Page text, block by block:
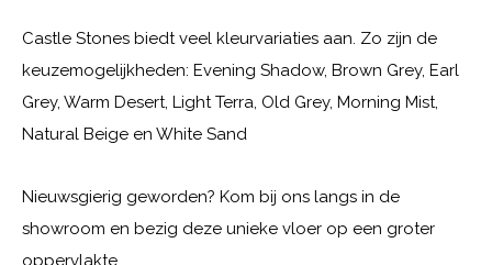
Castle Stones biedt veel kleurvariaties aan. Zo zijn de
keuzemogelijkheden: Evening Shadow, Brown Grey, Earl
Grey, Warm Desert, Light Terra, Old Grey, Morning Mist,
Natural Beige en White Sand
Nieuwsgierig geworden? Kom bij ons langs in de
showroom en bezig deze unieke vloer op een groter
oppervlakte.